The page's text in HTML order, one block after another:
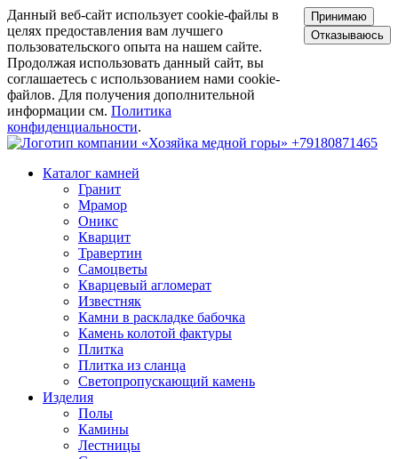
Данный веб-сайт использует cookie-файлы в
целях предоставления вам лучшего
пользовательского опыта на нашем сайте.
Продолжая использовать данный сайт, вы
соглашаетесь с использованием нами cookie-
файлов. Для получения дополнительной
информации см. Политика
конфиденциальности.
Принимаю
Отказываюсь
+79180871465
Каталог камней
Гранит
Мрамор
Оникс
Кварцит
Травертин
Самоцветы
Кварцевый агломерат
Известняк
Камни в раскладке бабочка
Камень колотой фактуры
Плитка
Плитка из сланца
Светопропускающий камень
Изделия
Полы
Камины
Лестницы